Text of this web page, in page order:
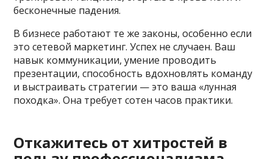
бесконечные падения.
В бизнесе работают те же законы, особенно если
это сетевой маркетинг. Успех не случаен. Ваш
навык коммуникации, умение проводить
презентации, способность вдохновлять команду
и выстраивать стратегии — это ваша «лунная
походка». Она требует сотен часов практики.
Откажитесь от хитростей в